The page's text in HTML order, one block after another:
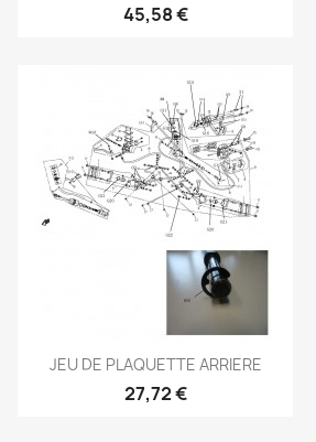
45,58 €
JEU DE PLAQUETTE ARRIERE
27,72 €
 Aperçu rapide